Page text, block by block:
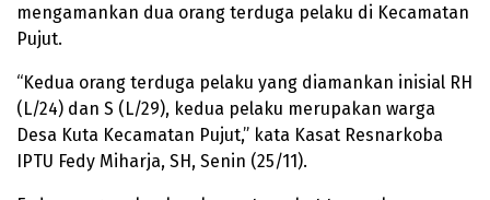
mengamankan dua orang terduga pelaku di Kecamatan
Pujut.
“Kedua orang terduga pelaku yang diamankan inisial RH
(L/24) dan S (L/29), kedua pelaku merupakan warga
Desa Kuta Kecamatan Pujut,” kata Kasat Resnarkoba
IPTU Fedy Miharja, SH, Senin (25/11).